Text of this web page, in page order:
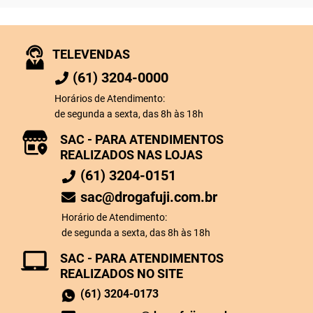
TELEVENDAS
(61) 3204-0000
Horários de Atendimento:
de segunda a sexta, das 8h às 18h
SAC - PARA ATENDIMENTOS
REALIZADOS NO SITE
(61) 3204-0173
SAC - PARA ATENDIMENTOS
REALIZADOS NAS LOJAS
(61) 3204-0151
sac@drogafuji.com.br
Horário de Atendimento:
de segunda a sexta, das 8h às 18h